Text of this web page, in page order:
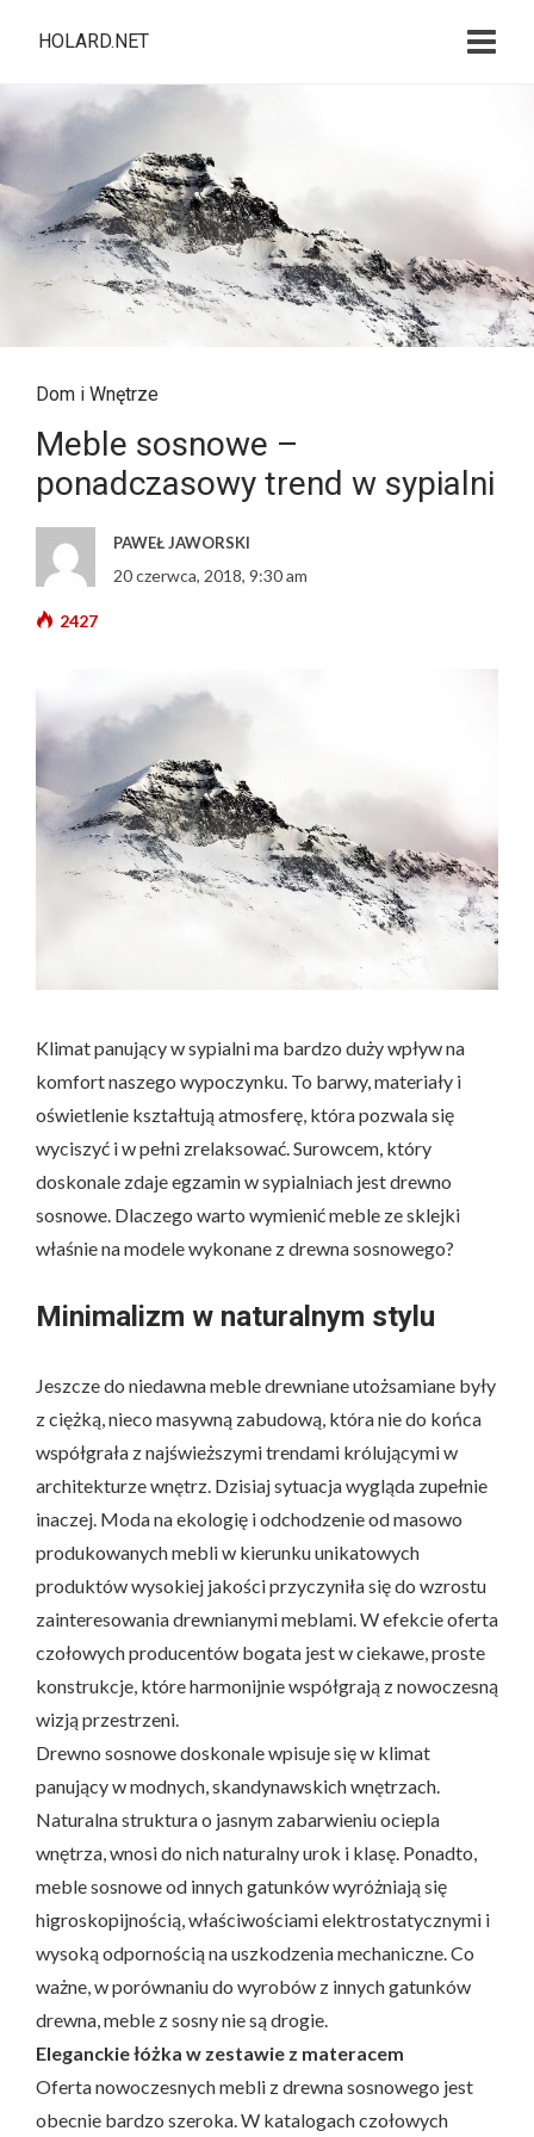
HOLARD.NET
Dom i Wnętrze
Meble sosnowe –
ponadczasowy trend w sypialni
PAWEŁ JAWORSKI
20 czerwca, 2018, 9:30 am
2427
Klimat panujący w sypialni ma bardzo duży wpływ na
komfort naszego wypoczynku. To barwy, materiały i
oświetlenie kształtują atmosferę, która pozwala się
wyciszyć i w pełni zrelaksować. Surowcem, który
doskonale zdaje egzamin w sypialniach jest drewno
sosnowe. Dlaczego warto wymienić meble ze sklejki
właśnie na modele wykonane z drewna sosnowego?
Minimalizm w naturalnym stylu
Jeszcze do niedawna meble drewniane utożsamiane były
z ciężką, nieco masywną zabudową, która nie do końca
współgrała z najświeższymi trendami królującymi w
architekturze wnętrz. Dzisiaj sytuacja wygląda zupełnie
inaczej. Moda na ekologię i odchodzenie od masowo
produkowanych mebli w kierunku unikatowych
produktów wysokiej jakości przyczyniła się do wzrostu
zainteresowania drewnianymi meblami. W efekcie oferta
czołowych producentów bogata jest w ciekawe, proste
konstrukcje, które harmonijnie współgrają z nowoczesną
wizją przestrzeni.
Drewno sosnowe doskonale wpisuje się w klimat
panujący w modnych, skandynawskich wnętrzach.
Naturalna struktura o jasnym zabarwieniu ociepla
wnętrza, wnosi do nich naturalny urok i klasę. Ponadto,
meble sosnowe od innych gatunków wyróżniają się
higroskopijnością, właściwościami elektrostatycznymi i
wysoką odpornością na uszkodzenia mechaniczne. Co
ważne, w porównaniu do wyrobów z innych gatunków
drewna, meble z sosny nie są drogie.
Eleganckie łóżka w zestawie z materacem
Oferta nowoczesnych mebli z drewna sosnowego jest
obecnie bardzo szeroka. W katalogach czołowych